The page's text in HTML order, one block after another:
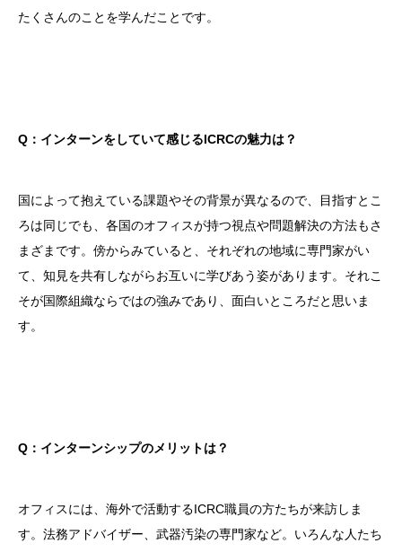
たくさんのことを学んだことです。
Q：インターンをしていて感じるICRCの魅力は？
国によって抱えている課題やその背景が異なるので、目指すとこ
ろは同じでも、各国のオフィスが持つ視点や問題解決の方法もさ
まざまです。傍からみていると、それぞれの地域に専門家がい
て、知見を共有しながらお互いに学びあう姿があります。それこ
そが国際組織ならではの強みであり、面白いところだと思いま
す。
Q：インターンシップのメリットは？
オフィスには、海外で活動するICRC職員の方たちが来訪しま
す。法務アドバイザー、武器汚染の専門家など。いろんな人たち